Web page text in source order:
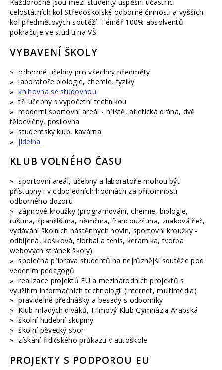
Každoročně jsou mezi studenty úspěšní účastníci
celostátních kol Středoškolské odborné činnosti a vyšších
kol předmětových soutěží. Téměř 100% absolventů
pokračuje ve studiu na VŠ.
VYBAVENÍ ŠKOLY
odborné učebny pro všechny předměty
laboratoře biologie, chemie, fyziky
knihovna se studovnou
tři učebny s výpočetní technikou
moderní sportovní areál - hřiště, atletická dráha, dvě
tělocvičny, posilovna
studentský klub, kavárna
jídelna
KLUB VOLNÉHO ČASU
sportovní areál, učebny a laboratoře mohou být
přístupny i v odpoledních hodinách za přítomnosti
odborného dozoru
zájmové kroužky (programování, chemie, biologie,
ruština, španělština, němčina, francouzština, znaková řeč,
vydávání školních nástěnných novin, sportovní kroužky -
odbíjená, košíková, florbal a tenis, keramika, tvorba
webových stránek školy)
společná příprava studentů na nejrůznější soutěže pod
vedením pedagogů
realizace projektů EU a mezinárodních projektů s
využitím informačních technologií (internet, multimédia)
pravidelné přednášky a besedy s odborníky
Klub mladých diváků, Filmový Klub Gymnázia Arabská
školní hudební skupiny
školní pěvecký sbor
získání řidičského průkazu v autoškole
PROJEKTY S PODPOROU EU